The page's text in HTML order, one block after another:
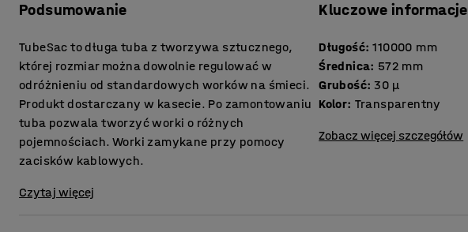
Podsumowanie
TubeSac to długa tuba z tworzywa sztucznego,
której rozmiar można dowolnie regulować w
odróżnieniu od standardowych worków na śmieci.
Produkt dostarczany w kasecie. Po zamontowaniu
tuba pozwala tworzyć worki o różnych
pojemnościach. Worki zamykane przy pomocy
zacisków kablowych.
Czytaj więcej
Kluczowe informacje
Długość: 110000 mm
Średnica: 572 mm
Grubość: 30 μ
Kolor: Transparentny
Zobacz więcej szczegółów